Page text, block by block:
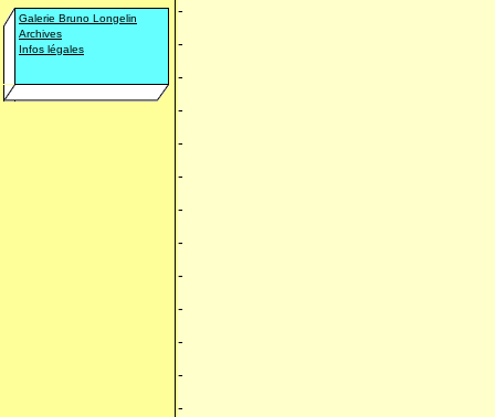
Galerie Bruno Longelin
Archives
Infos légales
-
-
-
-
-
-
-
-
-
-
-
-
-